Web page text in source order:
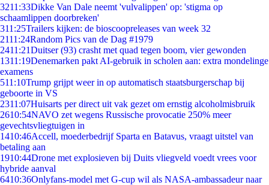
3211:33Dikke Van Dale neemt 'vulvalippen' op: 'stigma op
schaamlippen doorbreken'
311:25Trailers kijken: de bioscoopreleases van week 32
2111:24Random Pics van de Dag #1979
2411:21Duitser (93) crasht met quad tegen boom, vier gewonden
1311:19Denemarken pakt AI-gebruik in scholen aan: extra mondelinge
examens
511:10Trump grijpt weer in op automatisch staatsburgerschap bij
geboorte in VS
2311:07Huisarts per direct uit vak gezet om ernstig alcoholmisbruik
2610:54NAVO zet wegens Russische provocatie 250% meer
gevechtsvliegtuigen in
1410:46Accell, moederbedrijf Sparta en Batavus, vraagt uitstel van
betaling aan
1910:44Drone met explosieven bij Duits vliegveld voedt vrees voor
hybride aanval
6410:36Onlyfans-model met G-cup wil als NASA-ambassadeur naar